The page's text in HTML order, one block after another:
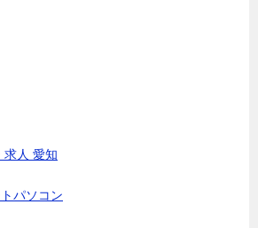
求人 愛知
パソコン